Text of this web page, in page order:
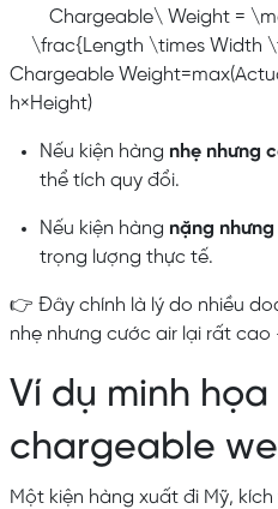
Chargeable\ Weight =
\frac{Length \times Width
Chargeable Weight=max(Actu
h×Height)
Nếu kiện hàng nhẹ nhưng
thể tích quy đổi.
Nếu kiện hàng nặng
trọng lượng thực tế.
👉 Đây chính là lý do nhiều
nhẹ nhưng cước air lại rất
Ví dụ minh
chargeable
Một kiện hàng xuất đi Mỹ,